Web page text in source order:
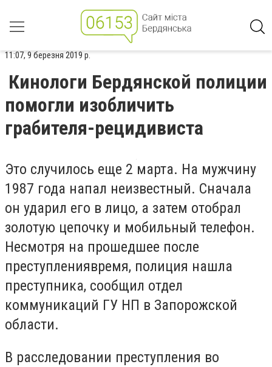
11:07, 9 березня 2019 р.
Кинологи Бердянской полиции
помогли изобличить
грабителя-рецидивиста
Это случилось еще 2 марта. На мужчину
1987 года напал неизвестный. Сначала
он ударил его в лицо, а затем отобрал
золотую цепочку и мобильный телефон.
Несмотря на прошедшее после
преступлениявремя, полиция нашла
преступника, сообщил отдел
коммуникаций ГУ НП в Запорожской
области.
В расследовании преступления во